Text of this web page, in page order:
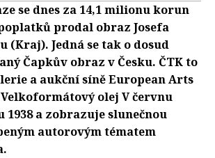
se dnes za 14,1 milionu korun
prodal obraz Josefa
(Kraj). Jedná se tak o dosud
Čapkův obraz v Česku. ČTK to
a aukční síně European Arts
olej V červnu
a zobrazuje slunečnou
autorovým tématem